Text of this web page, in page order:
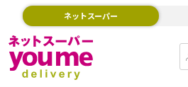
ネットスーパー